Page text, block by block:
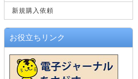
新規購入依頼
お役立ちリンク